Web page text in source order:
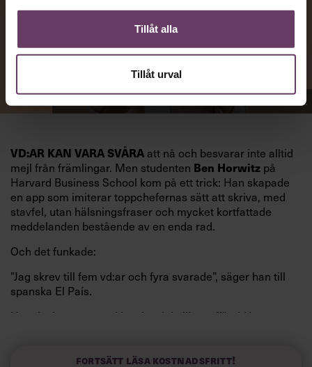
Tillåt alla
Tillåt urval
Appen Sinceerly imiterar vd:ars kortfattade språk.
VD:AR KAN VARA SVÅRAatt nå och besvarar inte alltid
mejl från främlingar. Men studenten Ben Horwitz på
Harvard Business School kom på ett trick: Han skapade
en app som imiterar toppchefernas sätt att skriva, med
stavfel, utan hälsningsfraser och mycket kortfattade
meddelanden bestående av en enda rad.
Och det funkade:
”Jag skrev till fem vd:ar och fyra svarade”, säger han till
spanska El País.
Horwitz har nu utvecklat sitt trick till en affärsidé: appen
kortfattat slarviga vd-stilen.
Fortsätt läsa kostnadsfritt!